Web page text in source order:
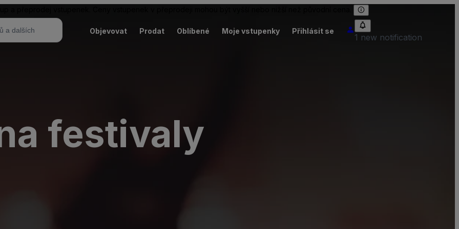
Objevovat Prodat Oblíbené Moje vstupenky Přihlásit se
1 new notification
festivaly